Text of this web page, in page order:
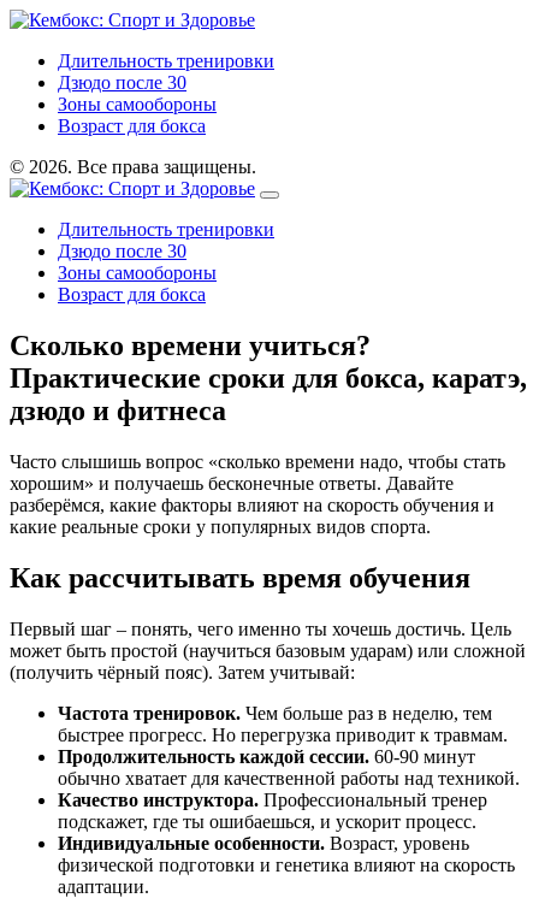
Длительность тренировки
Дзюдо после 30
Зоны самообороны
Возраст для бокса
© 2026. Все права защищены.
Длительность тренировки
Дзюдо после 30
Зоны самообороны
Возраст для бокса
Сколько времени учиться?
Практические сроки для бокса, каратэ,
дзюдо и фитнеса
Часто слышишь вопрос «сколько времени надо, чтобы стать
хорошим» и получаешь бесконечные ответы. Давайте
разберёмся, какие факторы влияют на скорость обучения и
какие реальные сроки у популярных видов спорта.
Как рассчитывать время обучения
Первый шаг – понять, чего именно ты хочешь достичь. Цель
может быть простой (научиться базовым ударам) или сложной
(получить чёрный пояс). Затем учитывай:
Частота тренировок. Чем больше раз в неделю, тем
быстрее прогресс. Но перегрузка приводит к травмам.
Продолжительность каждой сессии. 60‑90 минут
обычно хватает для качественной работы над техникой.
Качество инструктора. Профессиональный тренер
подскажет, где ты ошибаешься, и ускорит процесс.
Индивидуальные особенности. Возраст, уровень
физической подготовки и генетика влияют на скорость
адаптации.